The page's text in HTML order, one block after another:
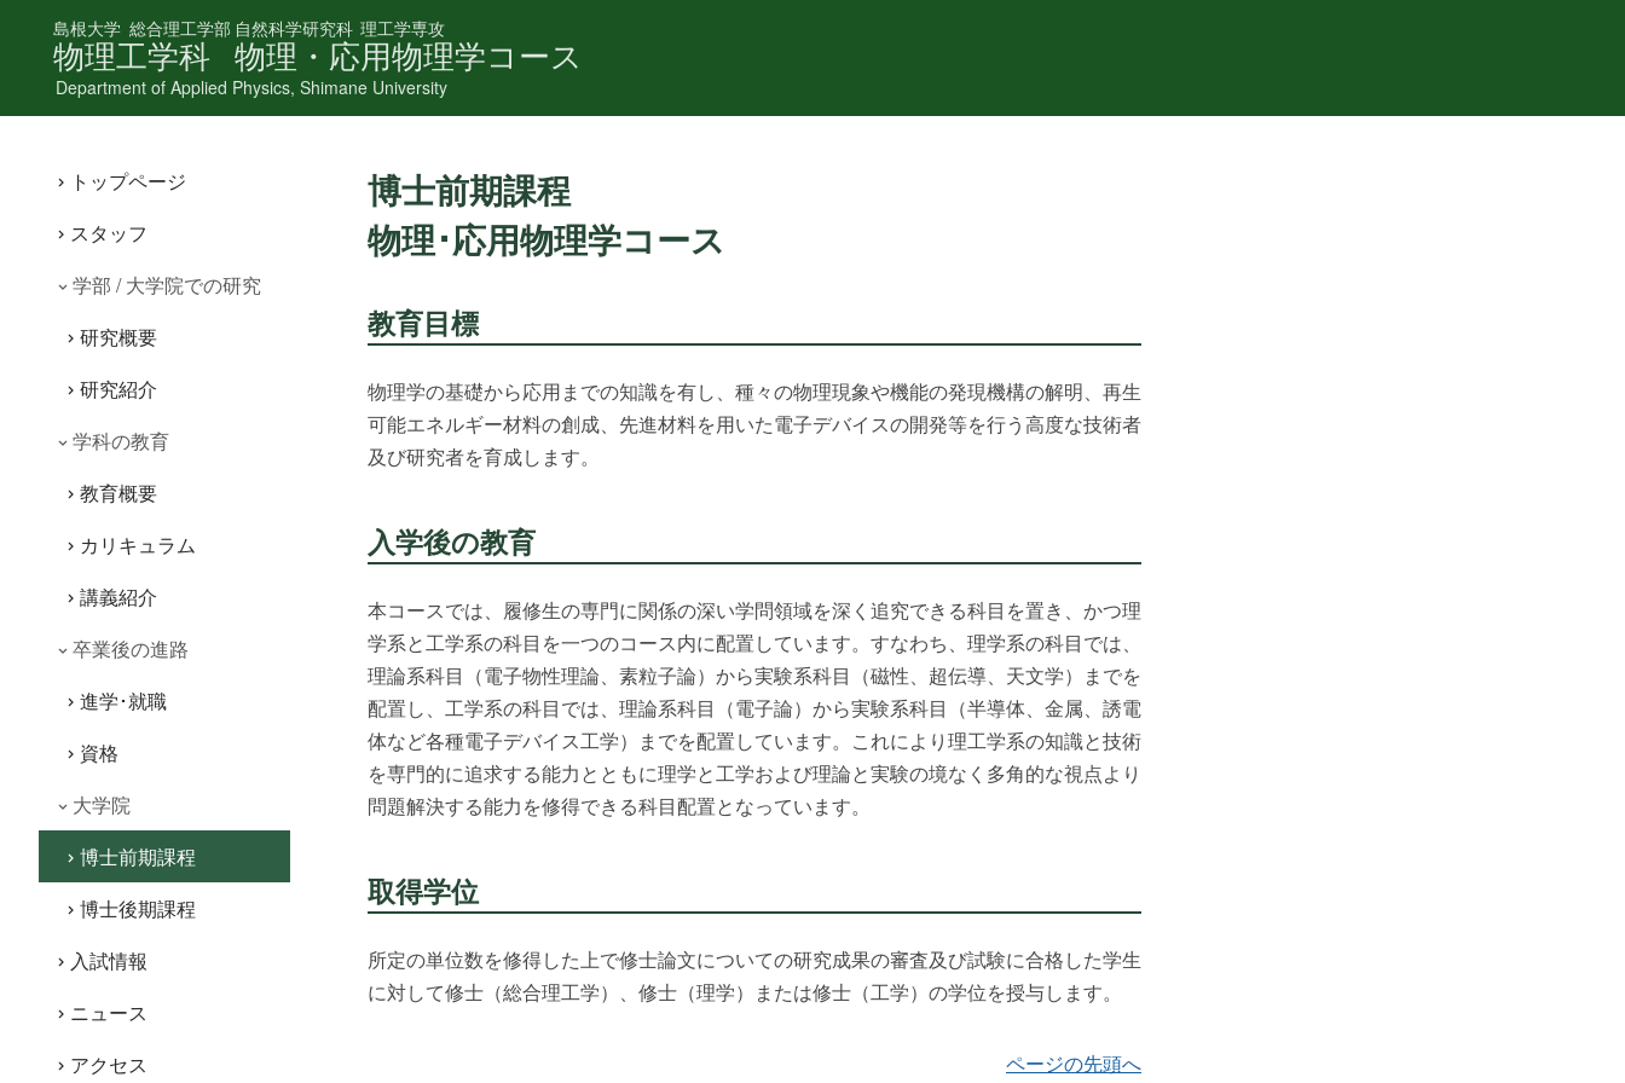
島根大学 総合理工学部
物理工学科
自然科学研究科 理工学専攻
物理・応用物理学コース
Department of Applied Physics, Shimane University
トップページ
スタッフ
学部 / 大学院での研究
研究概要
研究紹介
学科の教育
教育概要
カリキュラム
講義紹介
卒業後の進路
進学･就職
資格
大学院
博士前期課程
博士後期課程
入試情報
ニュース
アクセス
博士前期課程
物理･応用物理学コース
教育目標
物理学の基礎から応用までの知識を有し、種々の物理現象や機能の発現機構の解明、再生
可能エネルギー材料の創成、先進材料を用いた電子デバイスの開発等を行う高度な技術者
及び研究者を育成します。
入学後の教育
本コースでは、履修生の専門に関係の深い学問領域を深く追究できる科目を置き、かつ理
学系と工学系の科目を一つのコース内に配置しています。すなわち、理学系の科目では、
理論系科目（電子物性理論、素粒子論）から実験系科目（磁性、超伝導、天文学）までを
配置し、工学系の科目では、理論系科目（電子論）から実験系科目（半導体、金属、誘電
体など各種電子デバイス工学）までを配置しています。これにより理工学系の知識と技術
を専門的に追求する能力とともに理学と工学および理論と実験の境なく多角的な視点より
問題解決する能力を修得できる科目配置となっています。
取得学位
所定の単位数を修得した上で修士論文についての研究成果の審査及び試験に合格した学生
に対して修士（総合理工学）、修士（理学）または修士（工学）の学位を授与します。
ページの先頭へ